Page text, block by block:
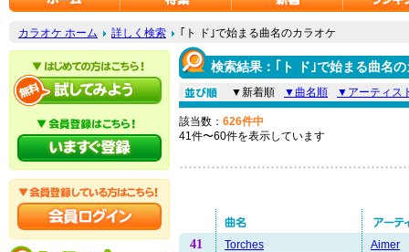
カラオケ ホーム 詳しく検索 ｢ト ド｣で始まる曲名のカラオケ
検索結果：｢ト ド｣で始まる曲名
▼新着順 ▼曲名順 ▼アーティス
該当数： 626件中
41件〜60件を表示しています
41 Torches Aimer